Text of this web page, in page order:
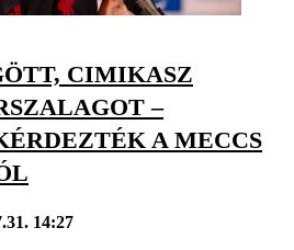
CIMIKASZ
–
A MECCS
14:27